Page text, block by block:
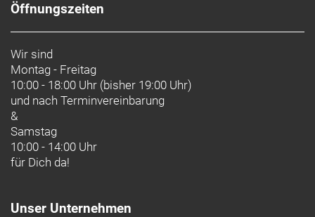
Öffnungszeiten
Wir sind
Montag - Freitag
10:00 - 18:00 Uhr (bisher 19:00 Uhr)
und nach Terminvereinbarung
&
Samstag
10:00 - 14:00 Uhr
für Dich da!
Unser Unternehmen